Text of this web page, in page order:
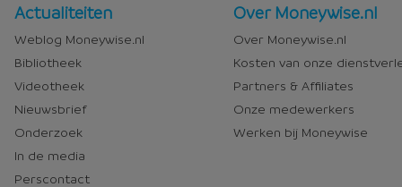
Nieuws
en
media
Actualiteiten
Weblog Moneywise.nl
Bibliotheek
Videotheek
Nieuwsbrief
Onderzoek
In de media
Perscontact
Over
Moneywise
Over Moneywise.nl
Over Moneywise.nl
Kosten van onze
Partners & Affiliates
Onze medewerkers
Werken bij Moneywise